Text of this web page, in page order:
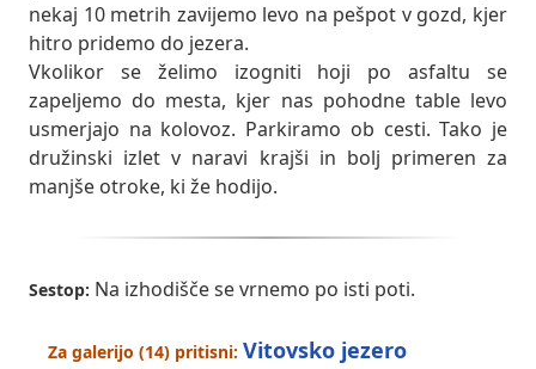
nekaj 10 metrih zavijemo levo na pešpot v gozd, kjer
hitro pridemo do jezera.
Vkolikor se želimo izogniti hoji po asfaltu se
zapeljemo do mesta, kjer nas pohodne table levo
usmerjajo na kolovoz. Parkiramo ob cesti. Tako je
družinski izlet v naravi krajši in bolj primeren za
manjše otroke, ki že hodijo.
Sestop: Na izhodišče se vrnemo po isti poti.
Za galerijo (14) pritisni: Vitovsko jezero